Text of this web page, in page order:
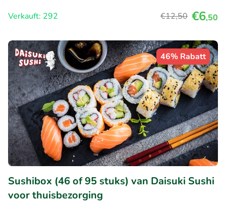
Verkauft: 292
€12,50 €6,50
46% Rabatt
Sushibox (46 of 95 stuks) van Daisuki Sushi
voor thuisbezorging